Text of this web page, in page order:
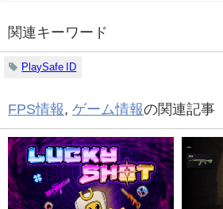
関連キーワード
PlaySafe ID
FPS情報, ゲーム情報の関連記事